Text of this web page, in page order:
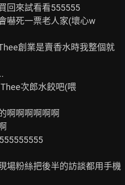
回來試看看555555
嚇死一票老人家(壞心w
創業是賣香水時我整個就
次郎水餃吧(喂
啊啊啊啊啊啊
場粉絲把後半的訪談都用手機